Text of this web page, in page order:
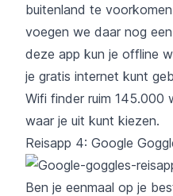
buitenland te
voegen we daar nog
deze app kun je offline
je gratis internet kunt
Wifi finder ruim 145.000
waar je uit kunt kiezen.
Reisapp 4: Google
Ben je eenmaal op je